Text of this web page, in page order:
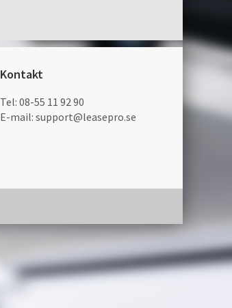
Kontakt
Tel:08-55 11 92 90
E-mail:support@leasepro.se